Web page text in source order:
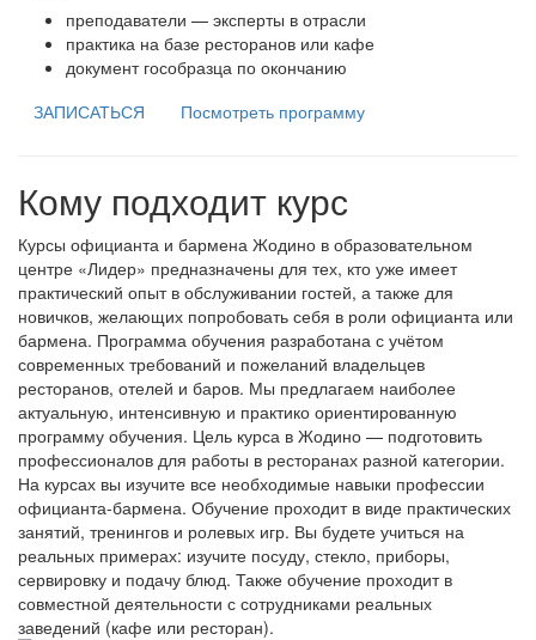
преподаватели — эксперты в отрасли
практика на базе ресторанов или кафе
документ гособразца по окончанию
ЗАПИСАТЬСЯ
Посмотреть программу
Кому подходит курс
Курсы официанта и бармена Жодино в образовательном
центре «Лидер» предназначены для тех, кто уже имеет
практический опыт в обслуживании гостей, а также для
новичков, желающих попробовать себя в роли официанта или
бармена. Программа обучения разработана с учётом
современных требований и пожеланий владельцев
ресторанов, отелей и баров. Мы предлагаем наиболее
актуальную, интенсивную и практико ориентированную
программу обучения. Цель курса в Жодино — подготовить
профессионалов для работы в ресторанах разной категории.
На курсах вы изучите все необходимые навыки профессии
официанта-бармена. Обучение проходит в виде практических
занятий, тренингов и ролевых игр. Вы будете учиться на
реальных примерах: изучите посуду, стекло, приборы,
сервировку и подачу блюд. Также обучение проходит в
совместной деятельности с сотрудниками реальных
заведений (кафе или ресторан).